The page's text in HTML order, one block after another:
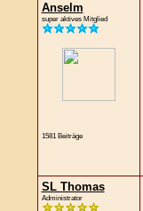
Anselm
super aktives Mitglied
1581 Beiträge
SL Thomas
Administrator